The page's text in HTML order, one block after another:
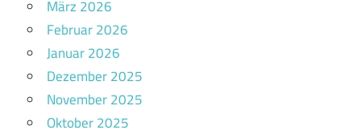
März 2026
Februar 2026
Januar 2026
Dezember 2025
November 2025
Oktober 2025